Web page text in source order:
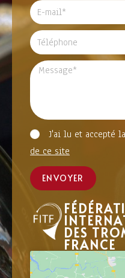
J'ai lu et accepté la
de ce site
ENVOYER
DES
FRANCE